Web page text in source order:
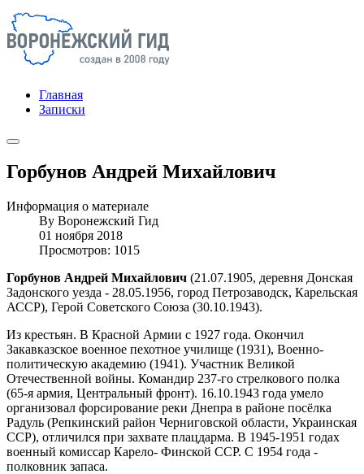
Главная
Записки
Горбунов Андрей Михайлович
Информация о материале
By Воронежский Гид
01 ноября 2018
Просмотров: 1015
Горбунов Андрей Михайлович (21.07.1905, деревня Донская
Задонского уезда - 28.05.1956, город Петрозаводск, Карельская
АССР), Герой Советского Союза (30.10.1943).
Из крестьян. В Красной Армии с 1927 года. Окончил
Закавказское военное пехотное училище (1931), Военно-
политическую академию (1941). Участник Великой
Отечественной войны. Командир 237-го стрелкового полка
(65-я армия, Центральный фронт). 16.10.1943 года умело
организовал форсирование реки Днепра в районе посёлка
Радуль (Репкинский район Черниговской области, Украинская
ССР), отличился при захвате плацдарма. В 1945-1951 годах
военный комиссар Карело- Финской ССР. С 1954 года -
полковник запаса.